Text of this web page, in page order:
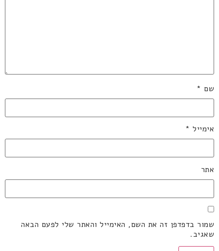
שם *
אימייל *
אתר
שמור בדפדפן זה את השם, האימייל והאתר שלי לפעם הבאה
שאגיב.